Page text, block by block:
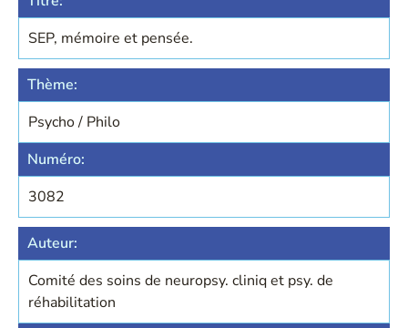
SEP, mémoire et pensée.
Thème:
Psycho / Philo
Numéro:
3082
Auteur:
Comité des soins de neuropsy. cliniq et psy. de
réhabilitation